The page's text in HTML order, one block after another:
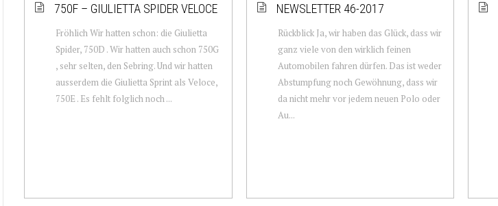
750F – GIULIETTA SPIDER VELOCE
Fröhlich Wir hatten schon: die Giulietta
Spider, 750D . Wir hatten auch schon 750G
, sehr selten, den Sebring. Und wir hatten
ausserdem die Giulietta Sprint als Veloce,
750E . Es fehlt folglich noch ...
NEWSLETTER 46-2017
Rückblick Ja, wir haben das Glück, dass wir
ganz viele von den wirklich feinen
Automobilen fahren dürfen. Das ist weder
Abstumpfung noch Gewöhnung, dass wir
da nicht mehr vor jedem neuen Polo oder
Au...